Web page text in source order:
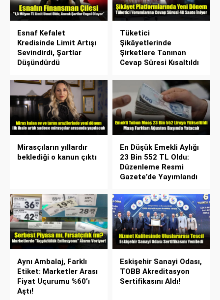
Esnaf Kefalet
Kredisinde Limit Artışı
Sevindirdi, Şartlar
Düşündürdü
Tüketici
Şikâyetlerinde
Şirketlere Tanınan
Cevap Süresi Kısaltıldı
Mirasçıların yıllardır
beklediği o kanun çıktı
En Düşük Emekli Aylığı
23 Bin 552 TL Oldu:
Düzenleme Resmi
Gazete’de Yayımlandı
Aynı Ambalaj, Farklı
Etiket: Marketler Arası
Fiyat Uçurumu %60’ı
Aştı!
Eskişehir Sanayi Odası,
TOBB Akreditasyon
Sertifikasını Aldı!